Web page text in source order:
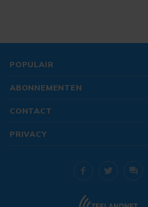
POPULAIR
ABONNEMENTEN
CONTACT
PRIVACY